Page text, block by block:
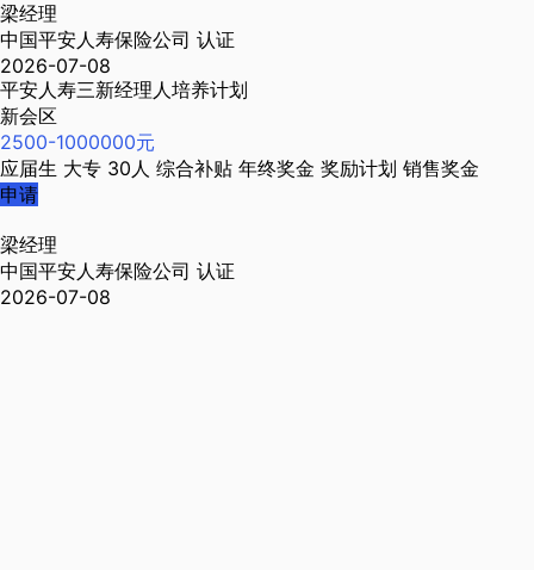
梁经理
中国平安人寿保险公司 认证
2026-07-08
平安人寿三新经理人培养计划
新会区
2500-1000000元
应届生 大专 30人 综合补贴 年终奖金 奖励计划 销售奖金
申请
梁经理
中国平安人寿保险公司 认证
2026-07-08